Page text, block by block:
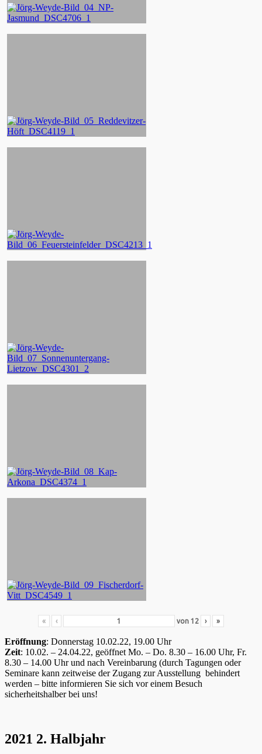
« ‹ von 12 › »
Eröffnung: Donnerstag 10.02.22, 19.00 Uhr
Zeit: 10.02. – 24.04.22, geöffnet Mo. – Do. 8.30 – 16.00 Uhr, Fr.
8.30 – 14.00 Uhr und nach Vereinbarung (durch Tagungen oder
Seminare kann zeitweise der Zugang zur Ausstellung behindert
werden – bitte informieren Sie sich vor einem Besuch
sicherheitshalber bei uns!
2021 2. Halbjahr